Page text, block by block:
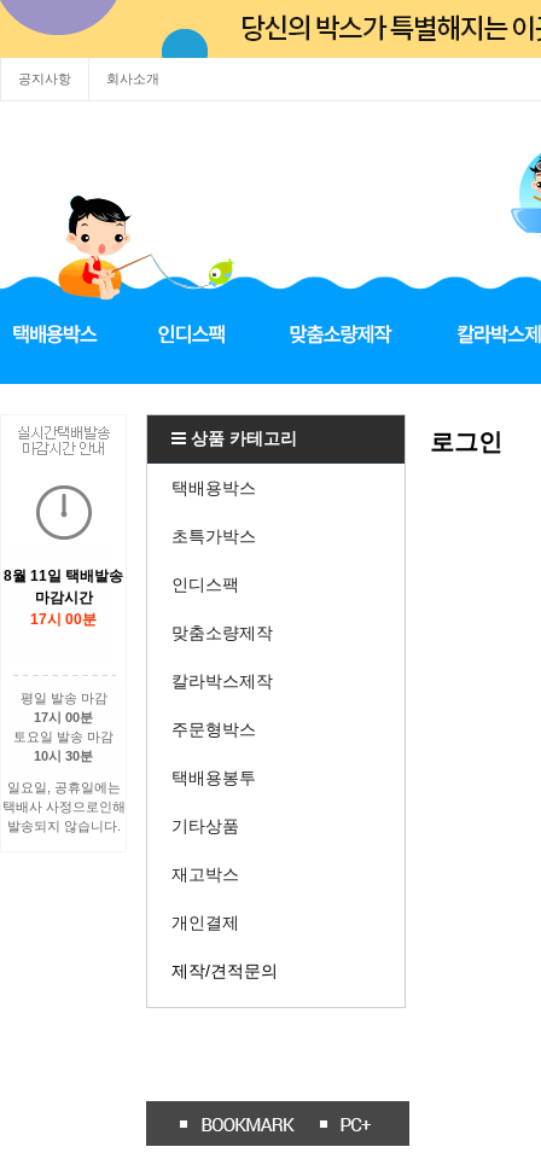
공지사항 회사소개
8월 11일 택배발송
마감시간
17시 00분
평일 발송 마감
17시 00분
토요일 발송 마감
10시 30분
일요일, 공휴일에는
택배사 사정으로인해
발송되지 않습니다.
상품 카테고리
택배용박스
초특가박스
인디스팩
맞춤소량제작
칼라박스제작
주문형박스
택배용봉투
기타상품
재고박스
개인결제
제작/견적문의
로그인